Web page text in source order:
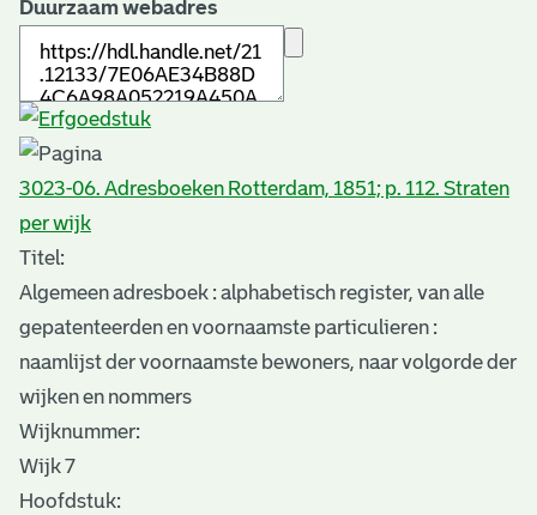
Duurzaam webadres
3023-06. Adresboeken Rotterdam, 1851; p. 112. Straten
per wijk
Titel:
Algemeen adresboek : alphabetisch register, van alle
gepatenteerden en voornaamste particulieren :
naamlijst der voornaamste bewoners, naar volgorde der
wijken en nommers
Wijknummer:
Wijk 7
Hoofdstuk: